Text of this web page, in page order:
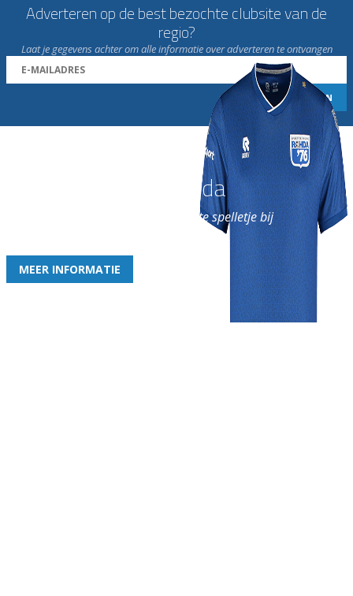
Adverteren op de best bezochte clubsite van de
regio?
Laat je gegevens achter om alle informatie over adverteren te ontvangen
Word nu lid van Rohda
en geniet iedere week van het leukste spelletje bij
MEER INFORMATIE